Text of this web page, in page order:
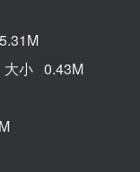
小 0.43M